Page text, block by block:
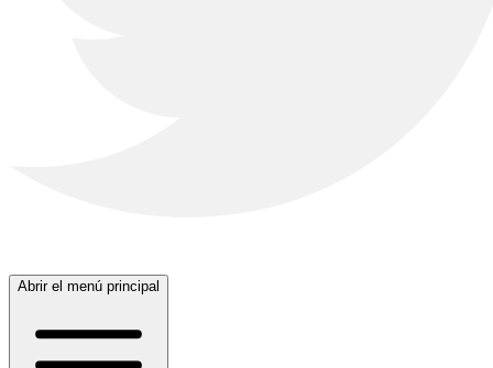
Abrir el menú principal